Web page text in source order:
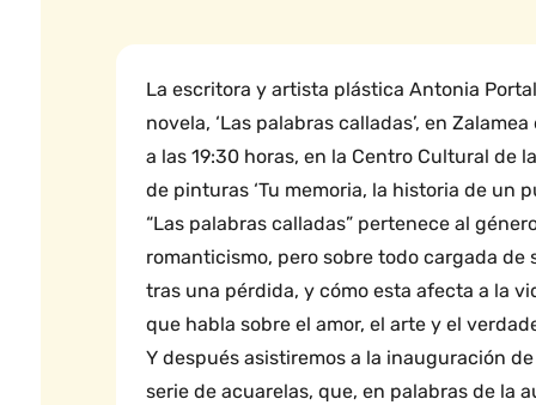
La escritora y artista plástica Antonia
novela, ‘Las palabras calladas’, en
a las 19:30 horas, en la Centro Cultural de
de pinturas ‘Tu memoria, la historia de un
“Las palabras calladas” pertenece al
romanticismo, pero sobre todo cargada
tras una pérdida, y cómo esta afecta a la
que habla sobre el amor, el arte y el
Y después asistiremos a la inauguración
serie de acuarelas, que, en palabras de la